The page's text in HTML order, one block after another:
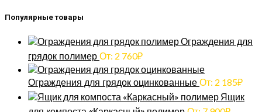
Популярные товары
Ограждения для
грядок полимер От: 2 760₽
Ограждения для грядок оцинкованные От: 2 185₽
Ящик